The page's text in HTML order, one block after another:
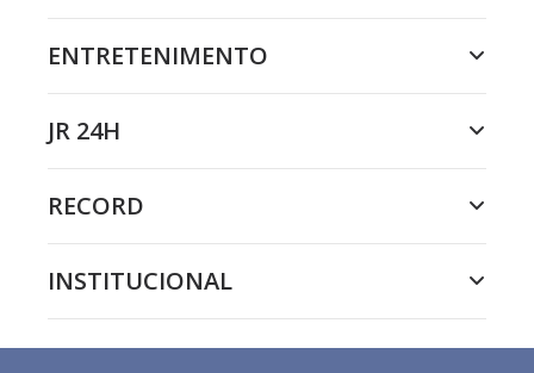
ENTRETENIMENTO
JR 24H
RECORD
INSTITUCIONAL